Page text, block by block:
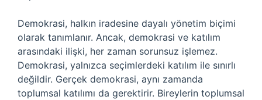
Demokrasi, halkın iradesine dayalı yönetim biçimi
olarak tanımlanır. Ancak, demokrasi ve katılım
arasındaki ilişki, her zaman sorunsuz işlemez.
Demokrasi, yalnızca seçimlerdeki katılım ile sınırlı
değildir. Gerçek demokrasi, aynı zamanda
toplumsal katılımı da gerektirir. Bireylerin toplumsal